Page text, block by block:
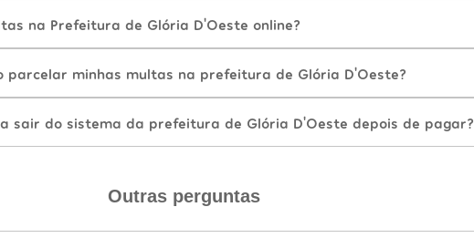
na Prefeitura de Glória D'Oeste online?
parcelar minhas multas na prefeitura de Glória D'Oeste?
sair do sistema da prefeitura de Glória D'Oeste depois de pagar?
Outras perguntas